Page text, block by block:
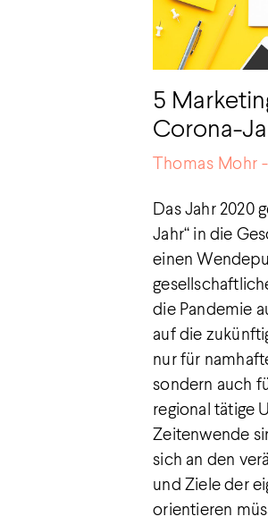
5
Corona-
Thomas Mohr
Das Jahr 2020
Jahr“ in die
einen
die Pandemie
auf die
nur für
sondern auch
regional tätige
Zeitenwende
sich an den
und Ziele der
orientieren